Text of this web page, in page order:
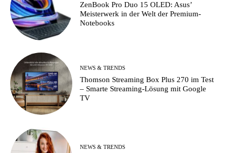
ZenBook Pro Duo 15 OLED: Asus’
Meisterwerk in der Welt der Premium-
Notebooks
NEWS & TRENDS
Thomson Streaming Box Plus 270 im Test
– Smarte Streaming-Lösung mit Google
TV
NEWS & TRENDS